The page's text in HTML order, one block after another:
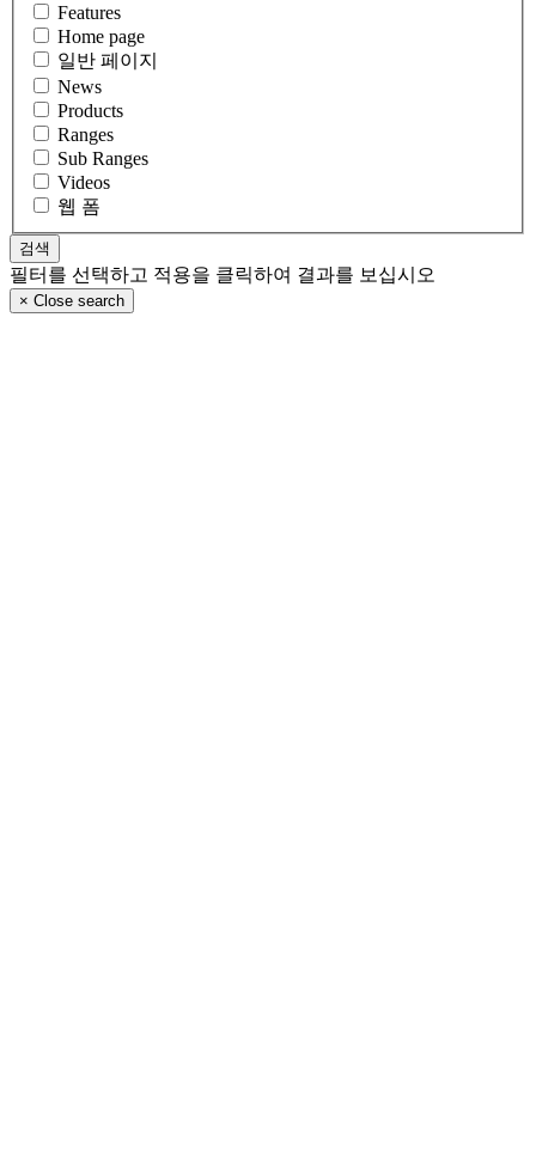
Features
Home page
일반 페이지
News
Products
Ranges
Sub Ranges
Videos
웹 폼
필터를 선택하고 적용을 클릭하여 결과를 보십시오
× Close search